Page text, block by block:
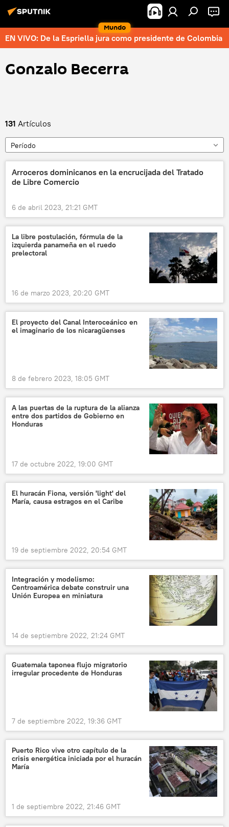
Mundo
EN VIVO: De la Espriella jura como presidente de Colombia
Gonzalo Becerra
131 Artículos
Período
Arroceros dominicanos en la encrucijada del Tratado
de Libre Comercio
6 de abril 2023, 21:21 GMT
La libre postulación, fórmula de la
izquierda panameña en el ruedo
prelectoral
16 de marzo 2023, 20:20 GMT
El proyecto del Canal Interoceánico en
el imaginario de los nicaragüenses
8 de febrero 2023, 18:05 GMT
A las puertas de la ruptura de la alianza
entre dos partidos de Gobierno en
Honduras
17 de octubre 2022, 19:00 GMT
El huracán Fiona, versión 'light' del
María, causa estragos en el Caribe
19 de septiembre 2022, 20:54 GMT
Integración y modelismo:
Centroamérica debate construir una
Unión Europea en miniatura
14 de septiembre 2022, 21:24 GMT
Guatemala taponea flujo migratorio
irregular procedente de Honduras
7 de septiembre 2022, 19:36 GMT
Puerto Rico vive otro capítulo de la
crisis energética iniciada por el huracán
María
1 de septiembre 2022, 21:46 GMT